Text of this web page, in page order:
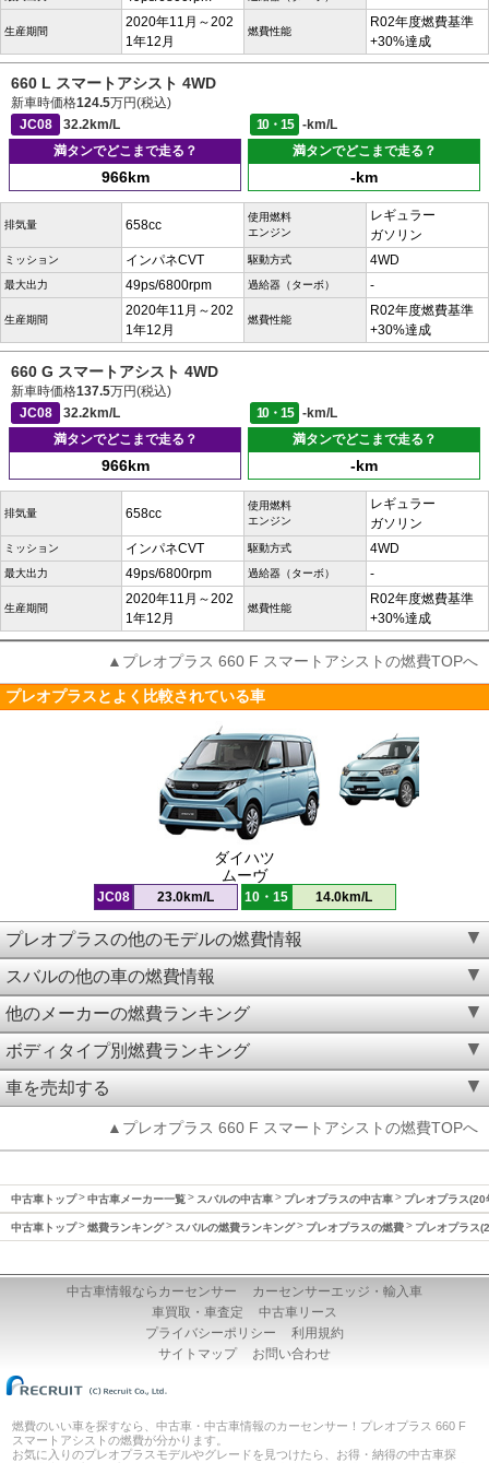
生産期間
2020年11月～202
1年12月
燃費性能
R02年度燃費基準
+30%達成
660 L スマートアシスト 4WD
新車時価格124.5万円(税込)
JC08
32.2km/L 10・15
-km/L
満タンでどこまで走る？
966km
満タンでどこまで走る？
-km
排気量 658cc
使用燃料
エンジン
レギュラー
ガソリン
ミッション インパネCVT 駆動方式 4WD
最大出力 49ps/6800rpm 過給器（ターボ） -
生産期間
2020年11月～202
1年12月
燃費性能
R02年度燃費基準
+30%達成
660 G スマートアシスト 4WD
新車時価格137.5万円(税込)
JC08
32.2km/L 10・15
-km/L
満タンでどこまで走る？
966km
満タンでどこまで走る？
-km
排気量 658cc
使用燃料
エンジン
レギュラー
ガソリン
ミッション インパネCVT 駆動方式 4WD
最大出力 49ps/6800rpm 過給器（ターボ） -
生産期間
2020年11月～202
1年12月
燃費性能
R02年度燃費基準
+30%達成
▲プレオプラス 660 F スマートアシストの燃費TOPへ
プレオプラスとよく比較されている車
ダイハツ
ムーヴ
JC08 23.0km/L 10・15 14.0km/L
プレオプラスの他のモデルの燃費情報
スバルの他の車の燃費情報
他のメーカーの燃費ランキング
ボディタイプ別燃費ランキング
車を売却する
▲プレオプラス 660 F スマートアシストの燃費TOPへ
中古車トップ 中古車メーカー一覧 スバルの中古車 プレオプラスの中古車 プレオプラス
中古車トップ 燃費ランキング スバルの燃費ランキング プレオプラスの燃費 プレオプラス
中古車情報ならカーセンサー
カーセンサーエッジ・輸入車
車買取・車査定
中古車リース
プライバシーポリシー
利用規約
サイトマップ
お問い合わせ
燃費のいい車を探すなら、中古車・中古車情報のカーセンサー！プレオプラス 660 F
スマートアシストの燃費が分かります。
お気に入りのプレオプラスモデルやグレードを見つけたら、お得・納得の中古車探